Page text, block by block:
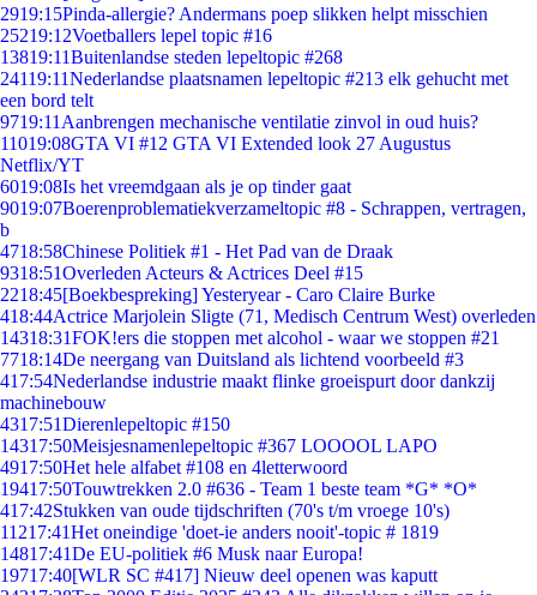
2919:15Pinda-allergie? Andermans poep slikken helpt misschien
25219:12Voetballers lepel topic #16
13819:11Buitenlandse steden lepeltopic #268
24119:11Nederlandse plaatsnamen lepeltopic #213 elk gehucht met
een bord telt
9719:11 Aanbrengen mechanische ventilatie zinvol in oud huis?
11019:08GTA VI #12 GTA VI Extended look 27 Augustus
Netflix/YT
6019:08Is het vreemdgaan als je op tinder gaat
9019:07Boerenproblematiekverzameltopic #8 - Schrappen, vertragen,
b
4718:58Chinese Politiek #1 - Het Pad van de Draak
9318:51Overleden Acteurs & Actrices Deel #15
2218:45[Boekbespreking] Yesteryear - Caro Claire Burke
418:44Actrice Marjolein Sligte (71, Medisch Centrum West) overleden
14318:31FOK!ers die stoppen met alcohol - waar we stoppen #21
7718:14De neergang van Duitsland als lichtend voorbeeld #3
417:54Nederlandse industrie maakt flinke groeispurt door dankzij
machinebouw
4317:51Dierenlepeltopic #150
14317:50Meisjesnamenlepeltopic #367 LOOOOL LAPO
4917:50Het hele alfabet #108 en 4letterwoord
19417:50Touwtrekken 2.0 #636 - Team 1 beste team *G* *O*
417:42Stukken van oude tijdschriften (70's t/m vroege 10's)
11217:41Het oneindige 'doet-ie anders nooit'-topic # 1819
14817:41De EU-politiek #6 Musk naar Europa!
19717:40[WLR SC #417] Nieuw deel openen was kaputt